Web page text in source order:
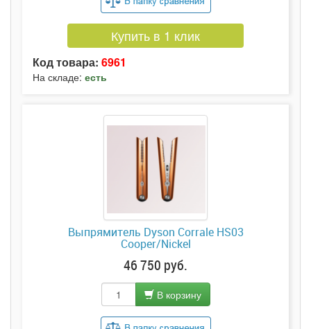
Купить в 1 клик
Код товара: 6961
На складе: есть
Выпрямитель Dyson Corrale HS03
Cooper/Nickel
46 750 руб.
В корзину